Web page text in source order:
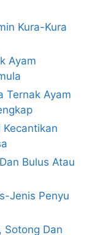
Kura-Kura
Ayam
Ternak Ayam
Bulus Atau
Jenis Penyu
Sotong Dan